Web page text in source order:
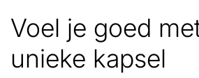
Voel je goed
unieke kapsel